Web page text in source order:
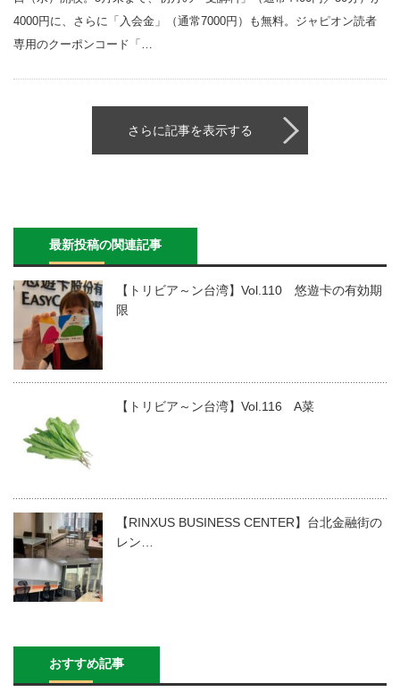
4000円に、さらに「入会金」（通常7000円）も無料。ジャピオン読者
専用のクーポンコード「…
さらに記事を表示する
最新投稿の関連記事
【トリビア～ン台湾】Vol.110 悠遊卡の有効期
限
【トリビア～ン台湾】Vol.116 A菜
【RINXUS BUSINESS CENTER】台北金融街の
レン…
おすすめ記事